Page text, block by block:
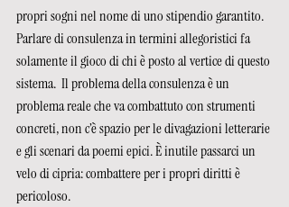
propri sogni nel nome di uno stipendio garantito.
Parlare di consulenza in termini allegoristici fa
solamente il gioco di chi è posto al vertice di questo
sistema.  Il problema della consulenza è un
problema reale che va combattuto con strumenti
concreti, non c’è spazio per le divagazioni letterarie
e gli scenari da poemi epici. È inutile passarci un
velo di cipria: combattere per i propri diritti è
pericoloso.